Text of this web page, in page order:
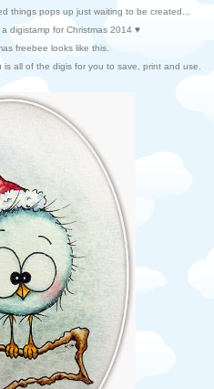
things pops up just waiting to be created...
digistamp for Christmas 2014 ♥
freebee looks like this.
all of the digis for you to save, print and use.